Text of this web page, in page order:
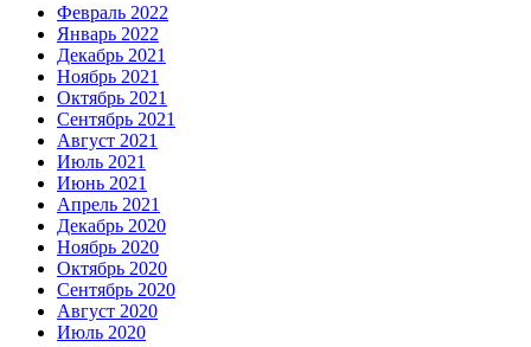
Февраль 2022
Январь 2022
Декабрь 2021
Ноябрь 2021
Октябрь 2021
Сентябрь 2021
Август 2021
Июль 2021
Июнь 2021
Апрель 2021
Декабрь 2020
Ноябрь 2020
Октябрь 2020
Сентябрь 2020
Август 2020
Июль 2020